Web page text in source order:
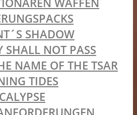
SHADOW
SHALL NOT PASS
NAME OF THE TSAR
TIDES